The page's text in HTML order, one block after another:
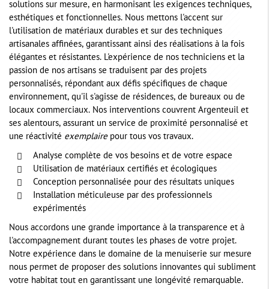
solutions sur mesure, en harmonisant les exigences techniques,
esthétiques et fonctionnelles. Nous mettons l'accent sur
l'utilisation de matériaux durables et sur des techniques
artisanales affinées, garantissant ainsi des réalisations à la fois
élégantes et résistantes. L'expérience de nos techniciens et la
passion de nos artisans se traduisent par des projets
personnalisés, répondant aux défis spécifiques de chaque
environnement, qu'il s'agisse de résidences, de bureaux ou de
locaux commerciaux. Nos interventions couvrent Argenteuil et
ses alentours, assurant un service de proximité personnalisé et
une réactivité exemplairepour tous vos travaux.
Analyse complète de vos besoins et de votre espace
Utilisation de matériaux certifiés et écologiques
Conception personnalisée pour des résultats uniques
Installation méticuleuse par des professionnels
expérimentés
Nous accordons une grande importance à la transparence et à
l'accompagnement durant toutes les phases de votre projet.
Notre expérience dans le domaine de la menuiserie sur mesure
nous permet de proposer des solutions innovantes qui subliment
votre habitat tout en garantissant une longévité remarquable.